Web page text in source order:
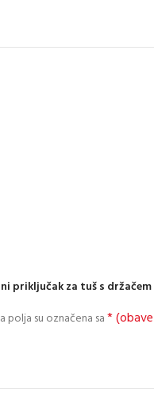
priključak za tuš s
polja su označena sa*